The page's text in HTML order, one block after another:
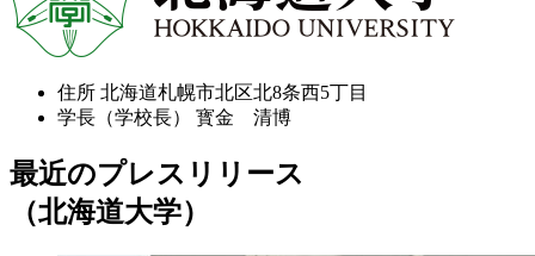
住所 北海道札幌市北区北8条西5丁目
学長（学校長）
寳金 清博
最近のプレスリリース
（北海道大学）